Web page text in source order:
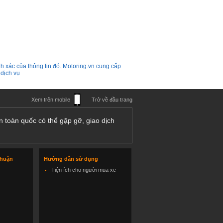
xác của thông tin đó. Motoring.vn cung cấp
vụ
Xem trên mobile Trở về đầu trang
toàn quốc có thể gặp gỡ, giao dịch
Hướng dẫn sử dụng
Tiện ích cho người mua xe